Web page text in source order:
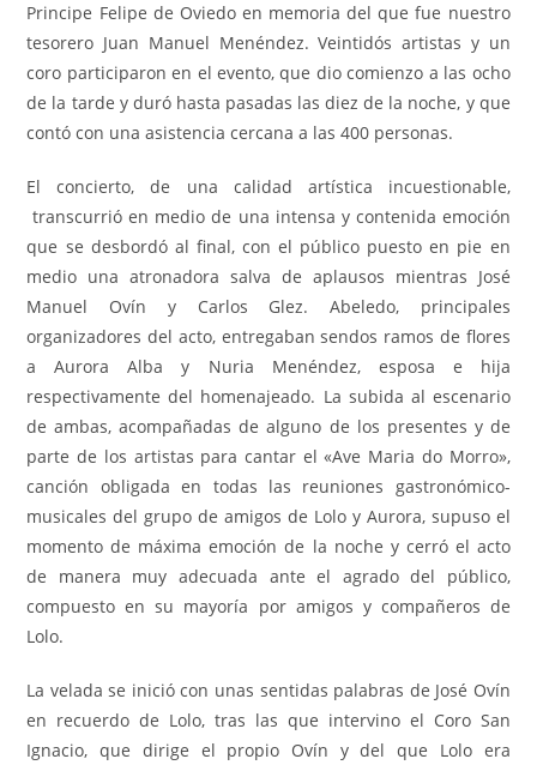
Principe Felipe de Oviedo en memoria del que fue nuestro
tesorero Juan Manuel Menéndez. Veintidós artistas y un
coro participaron en el evento, que dio comienzo a las ocho
de la tarde y duró hasta pasadas las diez de la noche, y que
contó con una asistencia cercana a las 400 personas.
El concierto, de una calidad artística incuestionable,
transcurrió en medio de una intensa y contenida emoción
que se desbordó al final, con el público puesto en pie en
medio una atronadora salva de aplausos mientras José
Manuel Ovín y Carlos Glez. Abeledo, principales
organizadores del acto, entregaban sendos ramos de flores
a Aurora Alba y Nuria Menéndez, esposa e hija
respectivamente del homenajeado. La subida al escenario
de ambas, acompañadas de alguno de los presentes y de
parte de los artistas para cantar el «Ave Maria do Morro»,
canción obligada en todas las reuniones gastronómico-
musicales del grupo de amigos de Lolo y Aurora, supuso el
momento de máxima emoción de la noche y cerró el acto
de manera muy adecuada ante el agrado del público,
compuesto en su mayoría por amigos y compañeros de
Lolo.
La velada se inició con unas sentidas palabras de José Ovín
en recuerdo de Lolo, tras las que intervino el Coro San
Ignacio, que dirige el propio Ovín y del que Lolo era